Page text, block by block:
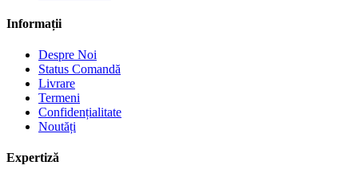
Informații
Despre Noi
Status Comandă
Livrare
Termeni
Confidențialitate
Noutăți
Expertiză